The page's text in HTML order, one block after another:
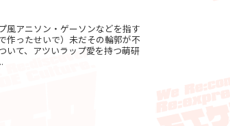
風アニソン・ゲーソンなどを指す
作ったせいで）未だその輪郭が不
いて、アツいラップ愛を持つ萌研